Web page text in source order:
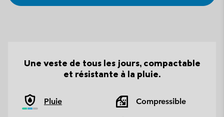
Une veste de tous les jours, compactable
et résistante à la pluie.
Pluie Compressible